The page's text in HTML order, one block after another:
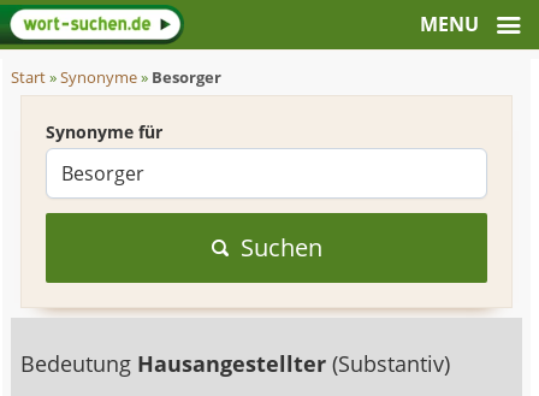
Start»Synonyme» Besorger
Synonyme für
Suchen
Bedeutung Hausangestellter(Substantiv)